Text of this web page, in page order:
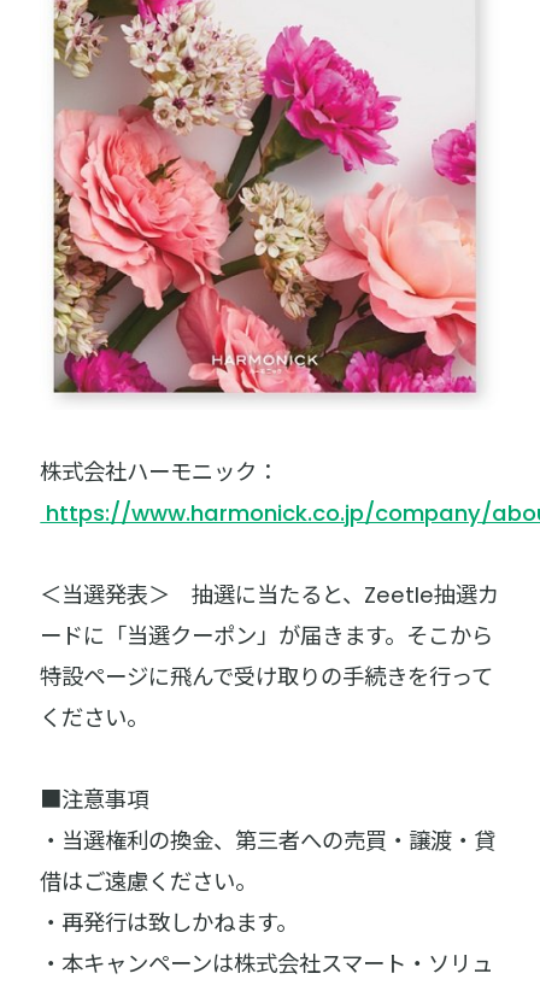
株式会社ハーモニック：
https://www.harmonick.co.jp/company/
＜当選発表＞ 抽選に当たると、Zeetle抽選カ
ードに「当選クーポン」が届きます。そこから
特設ページに飛んで受け取りの手続きを行って
ください。
■注意事項
・当選権利の換金、第三者への売買・譲渡・貸
借はご遠慮ください。
・再発行は致しかねます。
・本キャンペーンは株式会社スマート・ソリュ